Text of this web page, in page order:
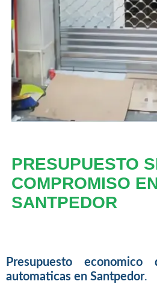
PRESUPUESTO
COMPROMISO
SANTPEDOR
Presupuesto
automaticas en Santpedor.